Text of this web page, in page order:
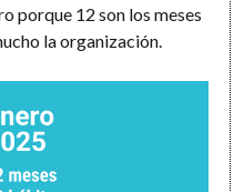
porque 12 son los meses
la organización.